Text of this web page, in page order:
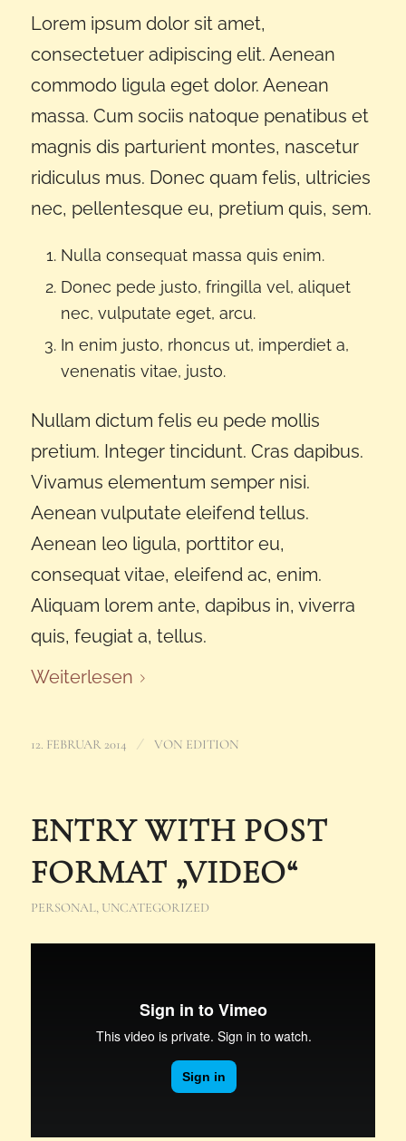
Lorem ipsum dolor sit amet,
consectetuer adipiscing elit. Aenean
commodo ligula eget dolor. Aenean
massa. Cum sociis natoque penatibus et
magnis dis parturient montes, nascetur
ridiculus mus. Donec quam felis, ultricies
nec, pellentesque eu, pretium quis, sem.
Nulla consequat massa quis enim.
Donec pede justo, fringilla vel, aliquet
nec, vulputate eget, arcu.
In enim justo, rhoncus ut, imperdiet a,
venenatis vitae, justo.
Nullam dictum felis eu pede mollis
pretium. Integer tincidunt. Cras dapibus.
Vivamus elementum semper nisi.
Aenean vulputate eleifend tellus.
Aenean leo ligula, porttitor eu,
consequat vitae, eleifend ac, enim.
Aliquam lorem ante, dapibus in, viverra
quis, feugiat a, tellus.
Weiterlesen
12. FEBRUAR 2014 / VON EDITION
ENTRY WITH POST
FORMAT „VIDEO“
PERSONAL, UNCATEGORIZED